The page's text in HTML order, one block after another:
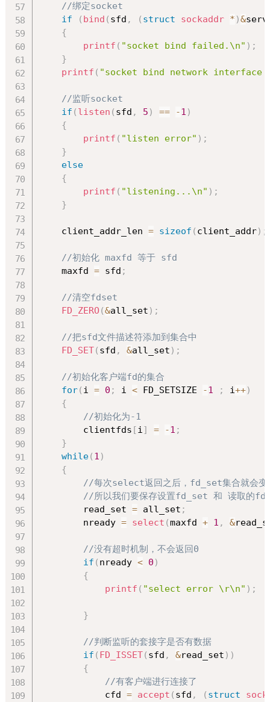
//绑定socket
if
( bind ( sfd , ( struct sockaddr * )&
{
printf ( "socket bind failed.\n" ) ;
}
printf ( "socket bind network interface
//监听socket
if ( listen ( sfd , 5 ) == -1 )
{
printf ( "listen error" ) ;
}
else
{
printf ( "listening...\n" ) ;
}
    client_addr_len
= sizeof ( client_addr) ;
//初始化 maxfd 等于 sfd
    maxfd
= sfd ;
//清空fdset
FD_ZERO(&all_set ) ;
//把sfd文件描述符添加到集合中
FD_SET( sfd , &all_set ) ;
//初始化客户端fd的集合
for( i = 0 ; i < FD_SETSIZE -1 ; i++)
{
//初始化为-1
        clientfds
[i] = -1 ;
}
while( 1 )
{
//每次select返回之后，fd_set集合就会变
//所以我们要保存设置fd_set 和 读取的
        read_set
= all_set ;
        nready
= select (maxfd + 1 , &
//没有超时机制，不会返回0
if ( nready < 0 )
{
printf ( "select error \r\n" ) ;
}
//判断监听的套接字是否有数据
if ( FD_ISSET( sfd , &read_set ) )
{
//有客户端进行连接了
            cfd
= accept ( sfd , ( struct